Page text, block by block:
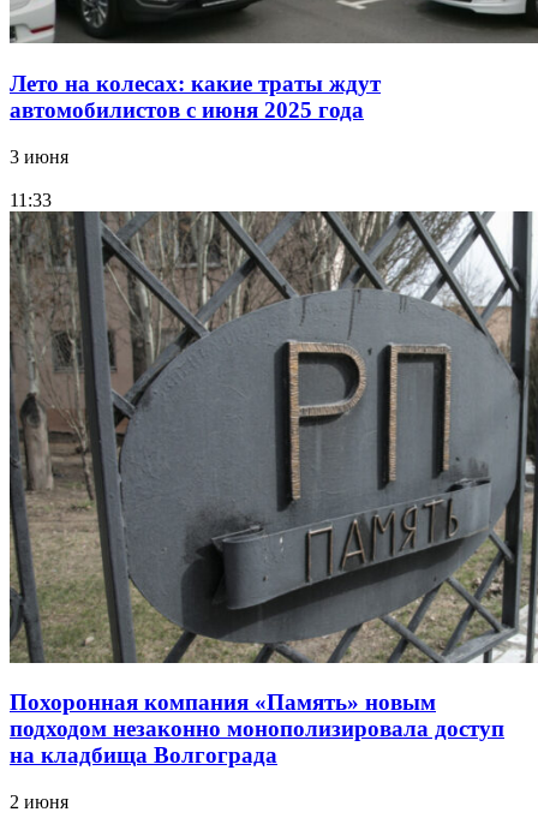
Лето на колесах: какие траты ждут
автомобилистов с июня 2025 года
3 июня
11:33
Похоронная компания «Память» новым
подходом незаконно монополизировала доступ
на кладбища Волгограда
2 июня